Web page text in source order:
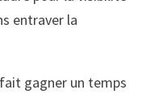
entraver la
gagner un temps